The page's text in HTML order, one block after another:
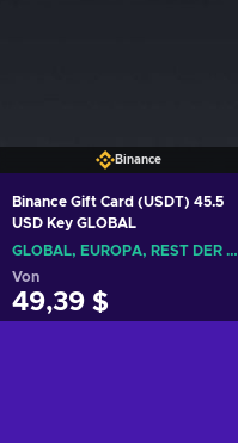
Binance
Binance Gift Card (USDT) 45.5
USD Key GLOBAL
GLOBAL, EUROPA, REST DER WELT
Von
49,39 $